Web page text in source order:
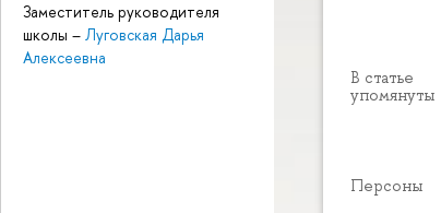
Заместитель руководителя
школы – Луговская Дарья
Алексеевна
В статье
упомянуты
Персоны